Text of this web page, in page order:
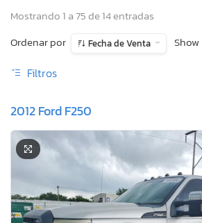
Mostrando 1 a 75 de 14 entradas
Ordenar por
Fecha de Venta Show
Filtros
2012 Ford F250